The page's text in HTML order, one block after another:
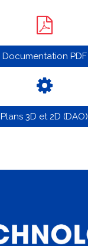
Documentation PDF
Plans 3D et 2D (DAO)